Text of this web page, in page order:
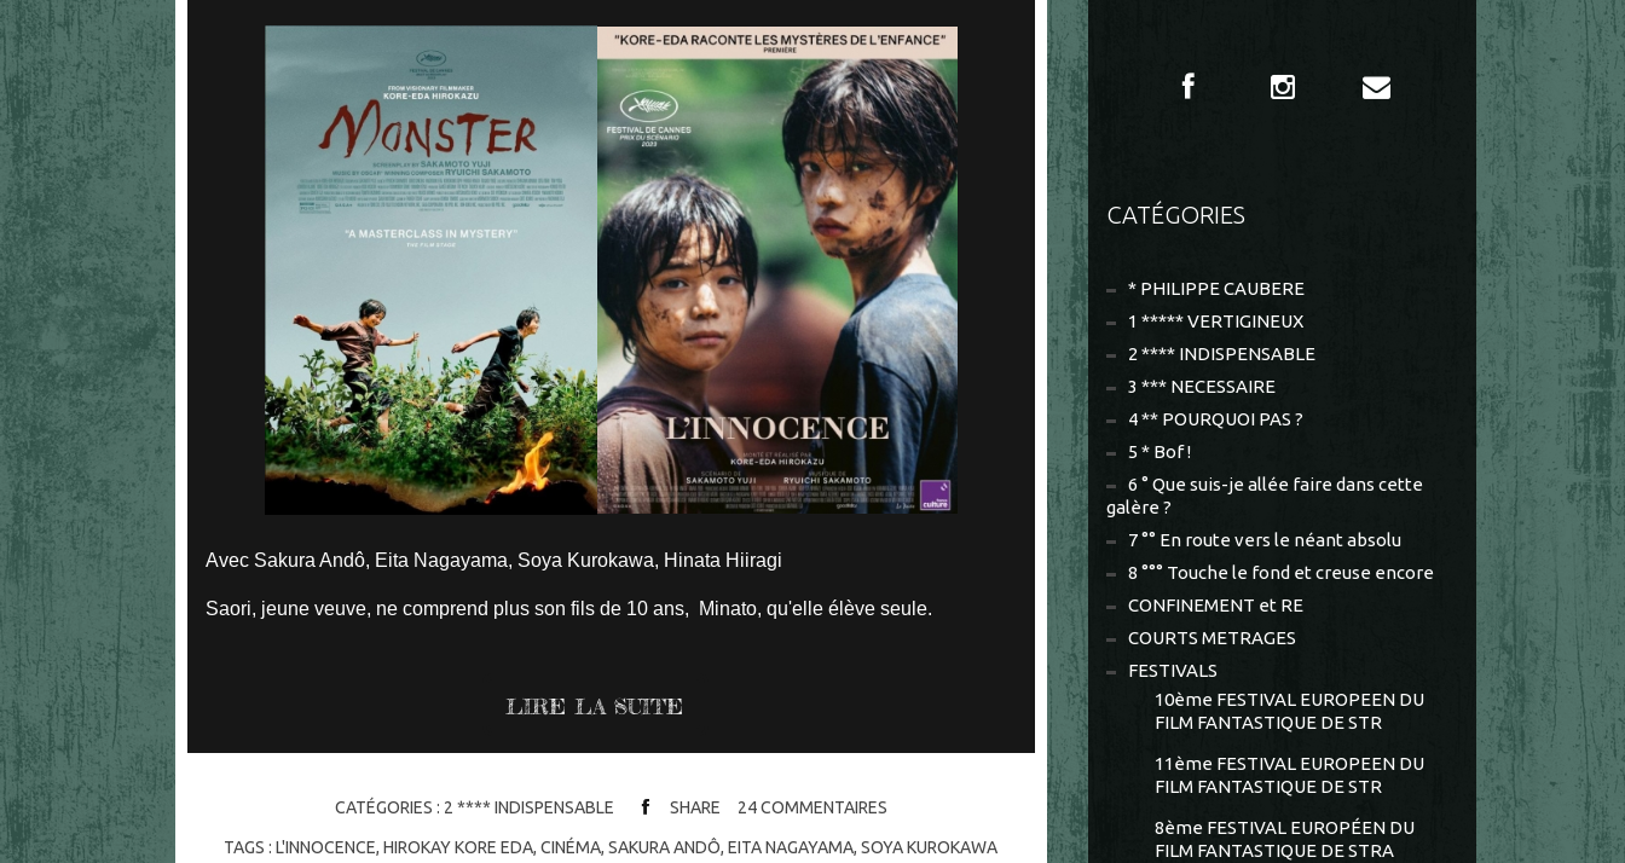
Avec Sakura Andô, Eita Nagayama, Soya Kurokawa, Hinata Hiiragi
Saori, jeune veuve, ne comprend plus son fils de 10 ans, Minato, qu'elle élève seule.
LIRE LA SUITE
CATÉGORIES : 2 **** INDISPENSABLE SHARE 24COMMENTAIRES
TAGS :L'INNOCENCE,HIROKAY KORE EDA,CINÉMA,SAKURA ANDÔ,EITA NAGAYAMA,SOYA KUROKAWA
CATÉGORIES
* PHILIPPE CAUBERE
1 ***** VERTIGINEUX
2 **** INDISPENSABLE
3 *** NECESSAIRE
4 ** POURQUOI PAS ?
5 * Bof !
6 ° Que suis-je allée faire dans cette
galère ?
7 °° En route vers le néant absolu
8 °°° Touche le fond et creuse encore
CONFINEMENT et RE
COURTS METRAGES
FESTIVALS
10ème FESTIVAL EUROPEEN DU
FILM FANTASTIQUE DE STR
11ème FESTIVAL EUROPEEN DU
FILM FANTASTIQUE DE STR
8ème FESTIVAL EUROPÉEN DU
FILM FANTASTIQUE DE STRA